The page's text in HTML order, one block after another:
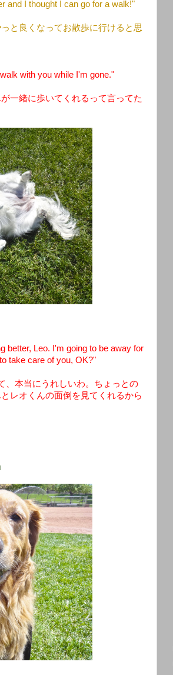
and I thought I can go for a walk!"
と良くなってお散歩に行けると思
with you while I'm gone."
一緒に歩いてくれるって言ってた
better, Leo. I'm going to be away for
take care of you, OK?"
、本当にうれしいわ。ちょっとの
レオくんの面倒を見てくれるから